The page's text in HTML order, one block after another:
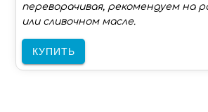
переворачивая, рекомендуем на
или сливочном масле.
КУПИТЬ